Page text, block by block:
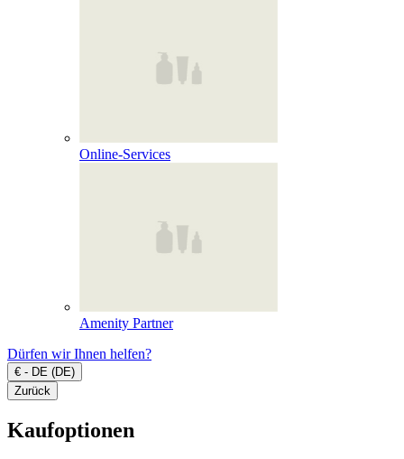
Online‑Services
Amenity Partner
Dürfen wir Ihnen helfen?
€ - DE (DE)
Zurück
Kaufoptionen